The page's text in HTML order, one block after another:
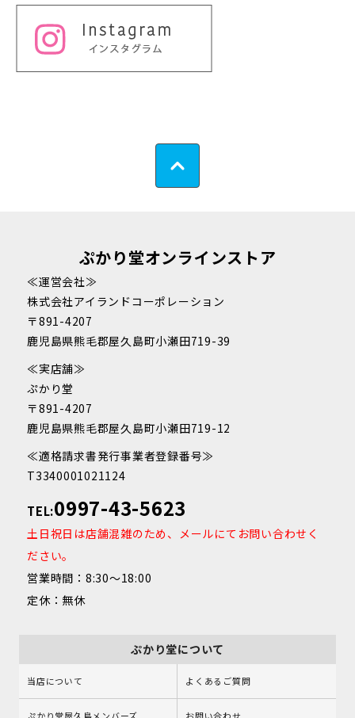
ぷかり堂オンラインストア
≪運営会社≫
株式会社アイランドコーポレーション
〒891-4207
鹿児島県熊毛郡屋久島町小瀬田719-39
≪実店舗≫
ぷかり堂
〒891-4207
鹿児島県熊毛郡屋久島町小瀬田719-12
≪適格請求書発行事業者登録番号≫
T3340001021124
TEL:0997-43-5623
土日祝日は店舗混雑のため、メールにてお問い合わせく
ださい。
営業時間：8:30～18:00
定休：無休
ぷかり堂について
当店について よくあるご質問
ぷかり堂屋久島メンバーズ お問い合わせ